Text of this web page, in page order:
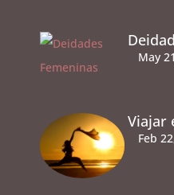
May
Viajar
Feb